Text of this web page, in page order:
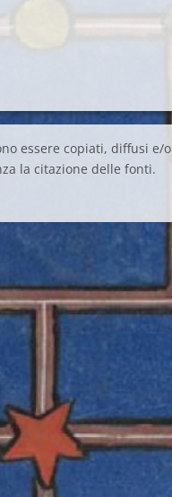
essere copiati, diffusi e/o
la citazione delle fonti.